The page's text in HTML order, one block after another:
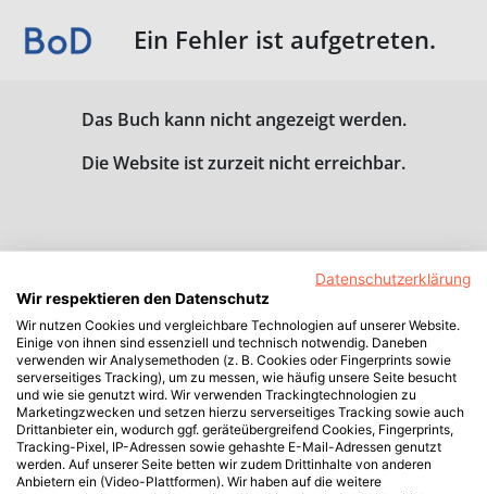
Ein Fehler ist aufgetreten.
Das Buch kann nicht angezeigt werden.
Die Website ist zurzeit nicht erreichbar.
Datenschutzerklärung
Wir respektieren den Datenschutz
Wir nutzen Cookies und vergleichbare Technologien auf unserer Website.
Einige von ihnen sind essenziell und technisch notwendig. Daneben
verwenden wir Analysemethoden (z. B. Cookies oder Fingerprints sowie
serverseitiges Tracking), um zu messen, wie häufig unsere Seite besucht
und wie sie genutzt wird. Wir verwenden Trackingtechnologien zu
Marketingzwecken und setzen hierzu serverseitiges Tracking sowie auch
Drittanbieter ein, wodurch ggf. geräteübergreifend Cookies, Fingerprints,
Tracking-Pixel, IP-Adressen sowie gehashte E-Mail-Adressen genutzt
werden. Auf unserer Seite betten wir zudem Drittinhalte von anderen
Anbietern ein (Video-Plattformen). Wir haben auf die weitere